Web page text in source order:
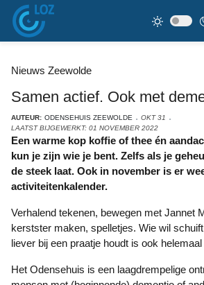
Nieuws Zeewolde
Samen actief. Ook met
AUTEUR: ODENSEHUIS ZEEWOLDE
OKT 31
LAATST BIJGEWERKT: 01 NOVEMBER 2022
Een warme kop koffie of thee én aandacht. Bij het Odense
kun je zijn wie je bent. Zelfs als je
de steek laat. Ook in november is er
activiteitenkalender.
Verhalend tekenen, bewegen met Jannet Middelkamp, een
kerstster maken, spelletjes. Wie wil
liever bij een praatje houdt is ook
Het Odensehuis is een laagdrempelige ontmoetingsplek voor